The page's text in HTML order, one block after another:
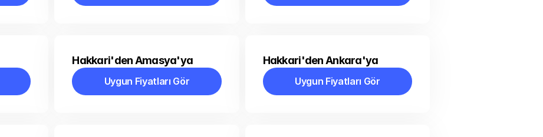
Uygun Fiyatları Gör
Uygun Fiyatları Gör
Hakkari'den Amasya'ya
Uygun Fiyatları Gör
Uygun Fiyatları Gör
Hakkari'den Ankara'ya
Uygun Fiyatları Gör
Uygun Fiyatları Gör